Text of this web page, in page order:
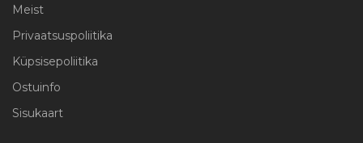
Meist
Privaatsuspoliitika
Küpsisepoliitika
Ostuinfo
Sisukaart